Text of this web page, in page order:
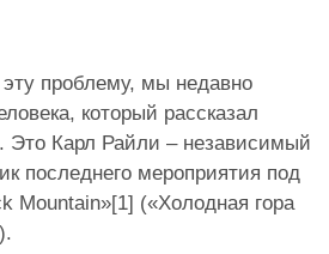
проблему, мы недавно
который рассказал
Это Карл Райли – независимый
последнего мероприятия под
Mountain»[1] («Холодная гора